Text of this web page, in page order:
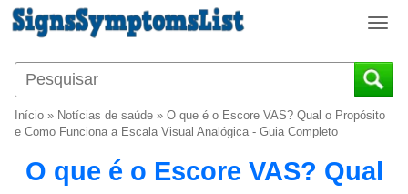
T
g
g
a
v
Início » Notícias de saúde » O que é o Escore VAS? Qual o Propósito
e Como Funciona a Escala Visual Analógica - Guia Completo
O que é o Escore VAS? Qual